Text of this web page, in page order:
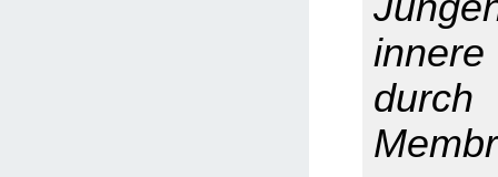
innere